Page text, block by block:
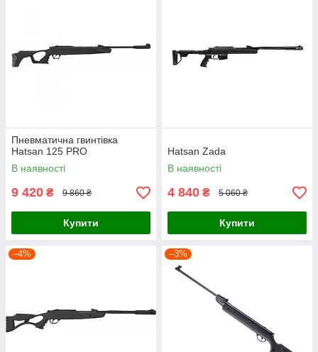
Пневматична гвинтівка
Hatsan 125 PRO
В наявності
9 420 ₴ 9 860 ₴
Купити
Hatsan Zada
В наявності
4 840 ₴ 5 060 ₴
Купити
–4% –3%